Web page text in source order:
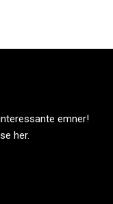
emner!
her.